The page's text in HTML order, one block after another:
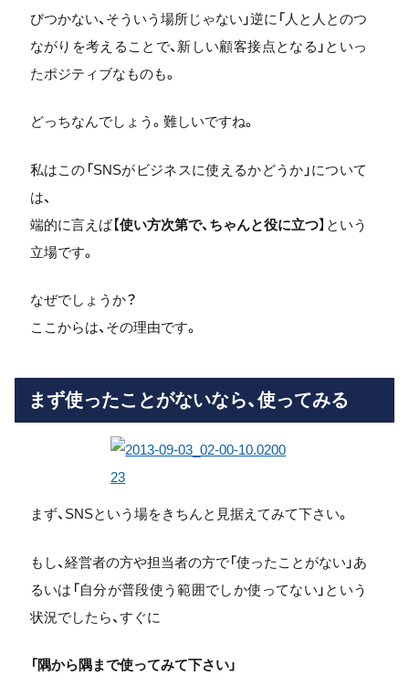
びつかない、そういう場所じゃない」逆に「人と人とのつ
ながりを考えることで、新しい顧客接点となる」といっ
たポジティブなものも。
どっちなんでしょう。難しいですね。
私はこの「SNSがビジネスに使えるかどうか」について
は、
端的に言えば【使い方次第で、ちゃんと役に立つ】という
立場です。
なぜでしょうか？
ここからは、その理由です。
まず使ったことがないなら、使ってみる
まず、SNSという場をきちんと見据えてみて下さい。
もし、経営者の方や担当者の方で「使ったことがない」あ
るいは「自分が普段使う範囲でしか使ってない」という
状況でしたら、すぐに
「隅から隅まで使ってみて下さい」